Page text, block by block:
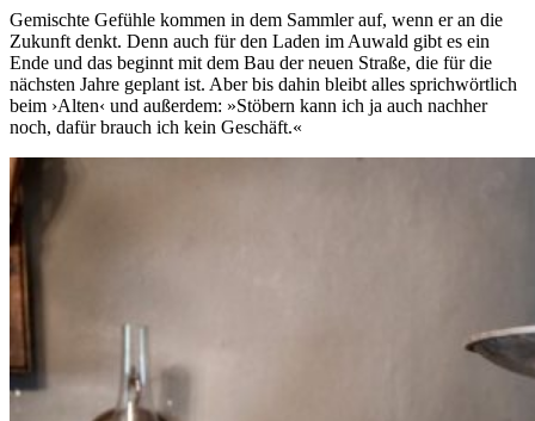
Gemischte Gefühle kommen in dem Sammler auf, wenn er an die
Zukunft denkt. Denn auch für den Laden im Auwald gibt es ein
Ende und das beginnt mit dem Bau der neuen Straße, die für die
nächsten Jahre geplant ist. Aber bis dahin bleibt alles sprichwörtlich
beim ›Alten‹ und außerdem: »Stöbern kann ich ja auch nachher
noch, dafür brauch ich kein Geschäft.«